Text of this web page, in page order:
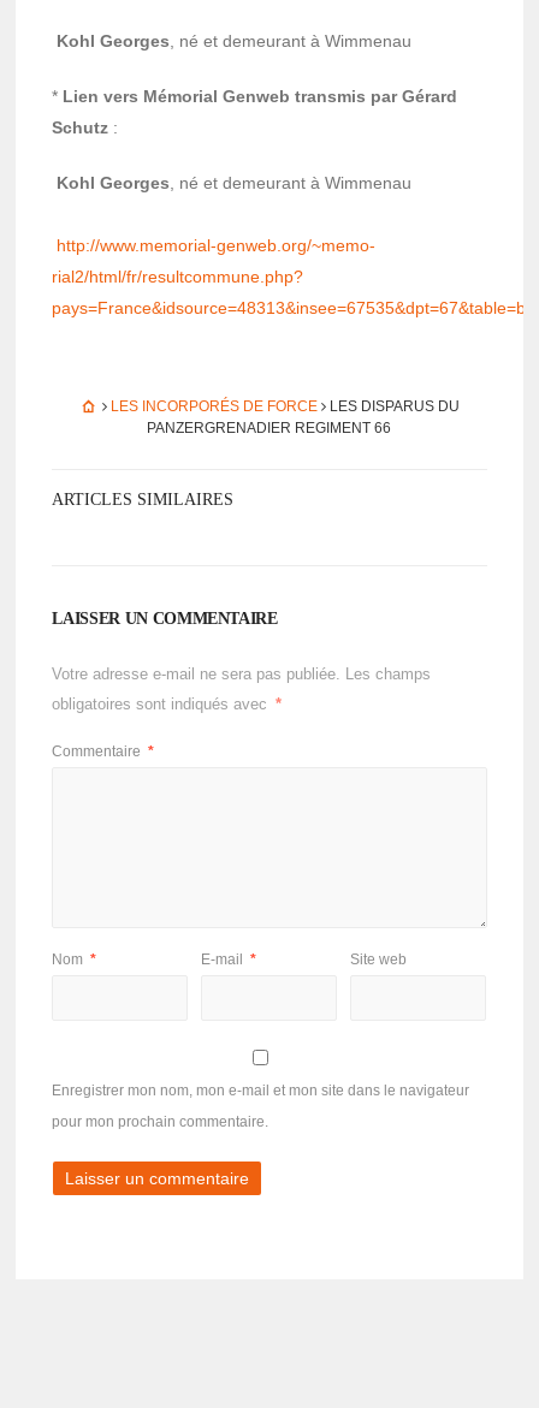
Kohl Georges , né et demeu­rant à Wimme­nau
* Lien vers Mémo­rial Genweb trans­mis par Gérard
Schutz :
Kohl Georges , né et demeu­rant à Wimme­nau
http://www.memo­rial-genweb.org/~memo­
rial2/html/fr/result­com­mune.php?
LES INCORPORÉS DE FORCE
LES DISPA­RUS DU
PANZER­GRE­NA­DIER REGI­MENT 66
ARTICLES SIMILAIRES
LAISSER UN COMMENTAIRE
Votre adresse e-mail ne sera pas publiée. Les champs
obligatoires sont indiqués avec
*
Commentaire *
Nom * E-mail * Site web
Enregistrer mon nom, mon e-mail et mon site dans le navigateur
pour mon prochain commentaire.